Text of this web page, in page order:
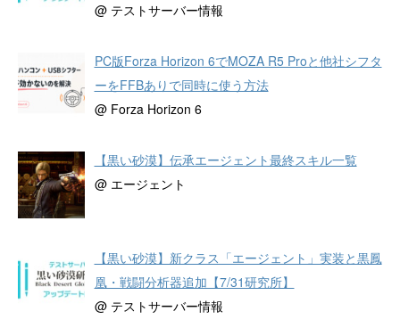
@ テストサーバー情報
PC版Forza Horizon 6でMOZA R5 Proと他社シフタ
ーをFFBありで同時に使う方法
@ Forza Horizon 6
【黒い砂漠】伝承エージェント最終スキル一覧
@ エージェント
【黒い砂漠】新クラス「エージェント」実装と黒鳳
凰・戦闘分析器追加【7/31研究所】
@ テストサーバー情報